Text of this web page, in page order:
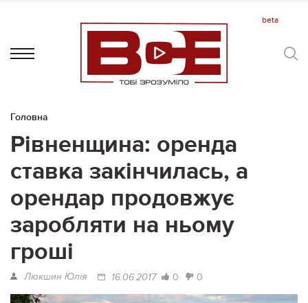
Головна
Рівненщина: оренда
ставка закінчилась, а
орендар продовжує
заробляти на ньому
гроші
Люкшин Юлія 16.06.2017 0 0